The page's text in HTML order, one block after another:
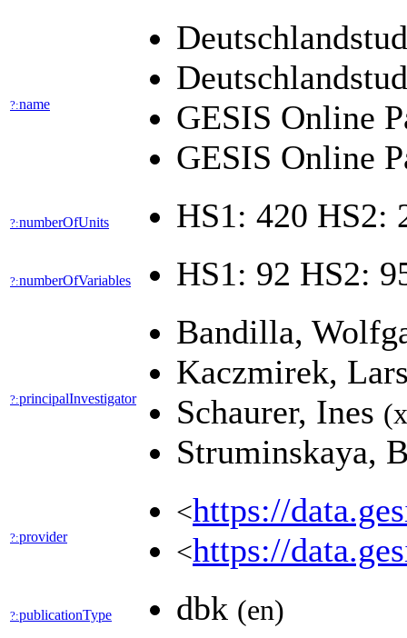
?:name
GESIS Online
GESIS Online
?:numberOfUnits HS1: 420 HS2:
?:numberOfVariables HS1: 92 HS2:
?:principalInvestigator
Bandilla,
Kaczmirek,
Schaurer, Ines
Struminskaya,
?:provider
<https://
<https://
?:publicationType dbk (en)